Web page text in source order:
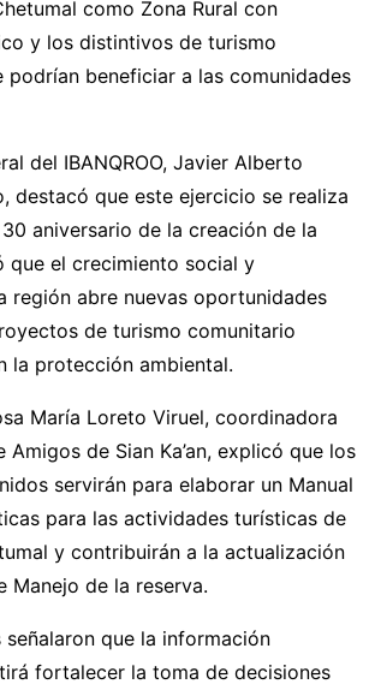
como Zona Rural con
y los distintivos de turismo
podrían beneficiar a las comunidades
del IBANQROO, Javier Alberto
destacó que este ejercicio se realiza
aniversario de la creación de la
que el crecimiento social y
región abre nuevas oportunidades
de turismo comunitario
la protección ambiental.
María Loreto Viruel, coordinadora
de Sian Ka’an, explicó que los
servirán para elaborar un Manual
para las actividades turísticas de
y contribuirán a la actualización
Manejo de la reserva.
señalaron que la información
fortalecer la toma de decisiones